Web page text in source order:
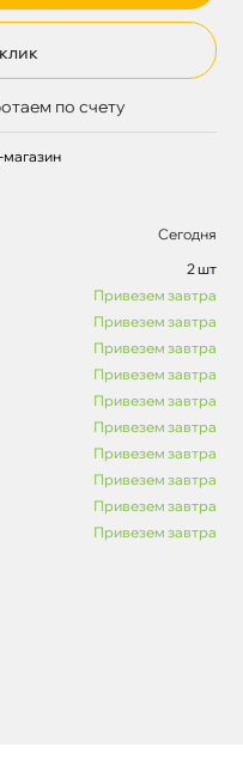
по счету
магазин
Сегодня
2 шт
Привезем завтра
Привезем завтра
Привезем завтра
Привезем завтра
Привезем завтра
Привезем завтра
Привезем завтра
Привезем завтра
Привезем завтра
Привезем завтра